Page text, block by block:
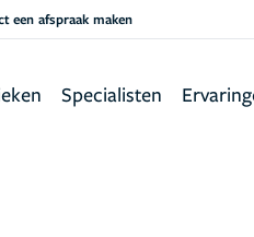
een afspraak maken
Specialisten